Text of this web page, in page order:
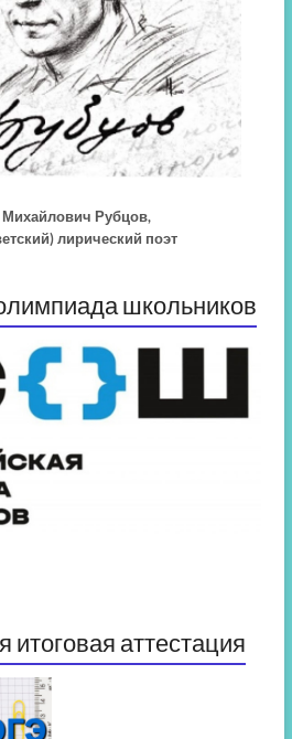
Михайлович Рубцов,
лирический поэт
школьников
итоговая аттестация